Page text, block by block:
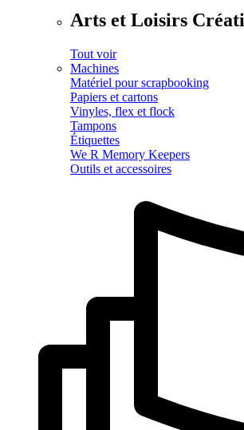
Arts et Loisirs
Tout voir
Machines
Matériel pour scrapbooking
Papiers et cartons
Vinyles, flex et flock
Tampons
Étiquettes
We R Memory Keepers
Outils et accessoires